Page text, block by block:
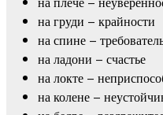
на груди – крайности
на спине –
на ладони – счастье
на локте –
на колене –